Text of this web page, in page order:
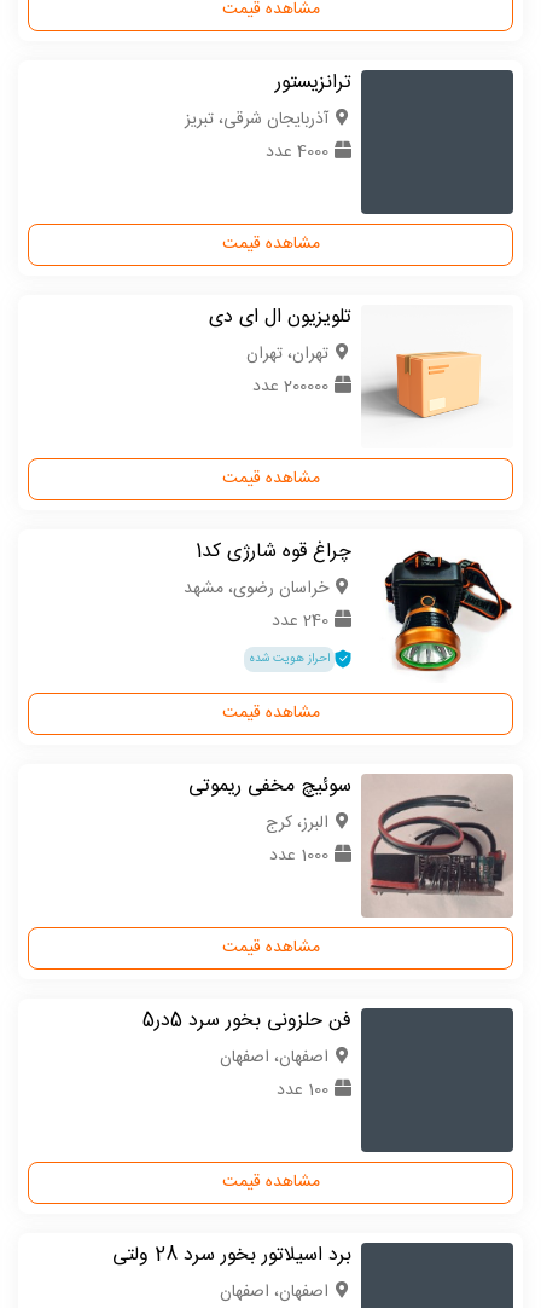
مشاهده قیمت
ترانزیستور
آذربایجان شرقی، تبریز
4000 عدد
مشاهده قیمت
تلویزیون ال ای دی
تهران، تهران
200000 عدد
مشاهده قیمت
چراغ قوه شارژی کد1
خراسان رضوی، مشهد
240 عدد
احراز هویت شده
مشاهده قیمت
سوئیچ مخفی ریموتی
البرز، کرج
1000 عدد
مشاهده قیمت
فن حلزونی بخور سرد 5در5
اصفهان، اصفهان
100 عدد
مشاهده قیمت
برد اسیلاتور بخور سرد 28 ولتی
اصفهان، اصفهان